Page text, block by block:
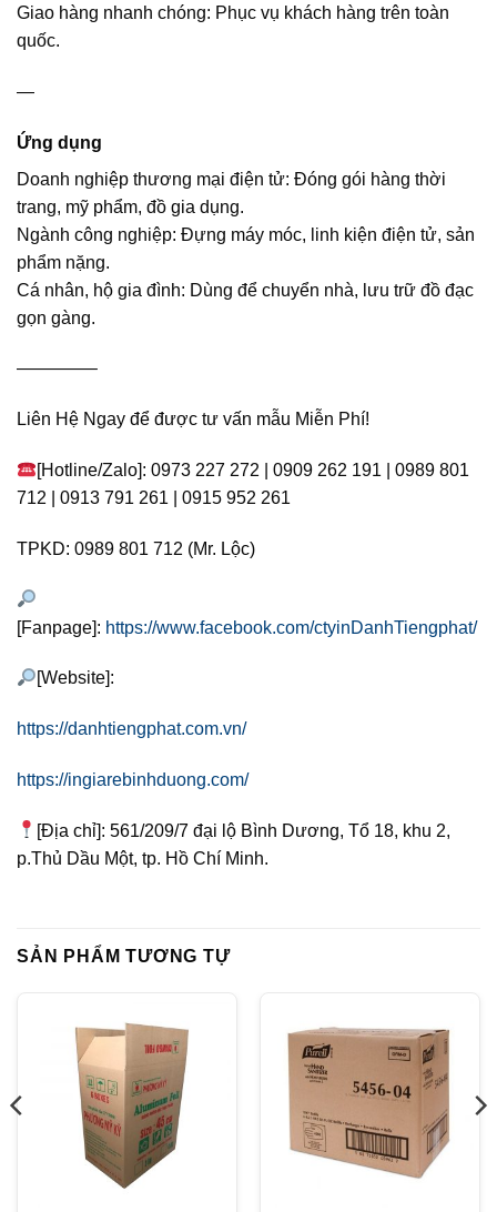
Giao hàng nhanh chóng: Phục vụ khách hàng trên toàn
quốc.
—
Ứng dụng
Doanh nghiệp thương mại điện tử: Đóng gói hàng thời
trang, mỹ phẩm, đồ gia dụng.
Ngành công nghiệp: Đựng máy móc, linh kiện điện tử, sản
phẩm nặng.
Cá nhân, hộ gia đình: Dùng để chuyển nhà, lưu trữ đồ đạc
gọn gàng.
————–
Liên Hệ Ngay để được tư vấn mẫu Miễn Phí!
[Hotline/Zalo]: 0973 227 272 | 0909 262 191 | 0989 801
712 | 0913 791 261 | 0915 952 261
TPKD: 0989 801 712 (Mr. Lộc)
[Fanpage]: https://www.facebook.com/ctyinDanhTiengphat/
[Website]:
https://danhtiengphat.com.vn/
https://ingiarebinhduong.com/
[Địa chỉ]: 561/209/7 đại lộ Bình Dương, Tổ 18, khu 2,
p.Thủ Dầu Một, tp. Hồ Chí Minh.
SẢN PHẨM TƯƠNG TỰ